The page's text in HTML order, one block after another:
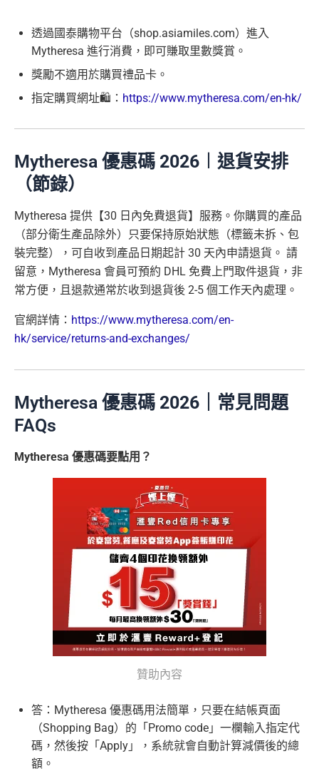
透過國泰購物平台（shop.asiamiles.com）進入
Mytheresa 進行消費，即可賺取里數獎賞。
獎勵不適用於購買禮品卡。
指定購買網址🛍️： https://www.mytheresa.com/en-hk/
Mytheresa 優惠碼 2026 ︱退貨安排
（節錄）
Mytheresa 提供【30 日內免費退貨】服務。你購買的產品
（部分衛生產品除外）只要保持原始狀態（標籤未拆、包
裝完整），可自收到產品日期起計 30 天內申請退貨。 請
留意，Mytheresa 會員可預約 DHL 免費上門取件退貨，非
常方便，且退款通常於收到退貨後 2-5 個工作天內處理。
官網詳情： https://www.mytheresa.com/en-
hk/service/returns-and-exchanges/
Mytheresa 優惠碼 2026 ｜常見問題
FAQs
Mytheresa 優惠碼要點用？
贊助內容
答：Mytheresa 優惠碼用法簡單，只要在結帳頁面
（Shopping Bag）的「Promo code」一欄輸入指定代
碼，然後按「Apply」，系統就會自動計算減價後的總
額。